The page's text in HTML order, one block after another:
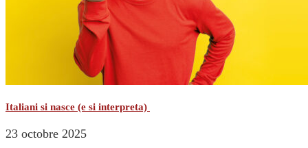
Italiani si nasce (e si interpreta)
23 octobre 2025